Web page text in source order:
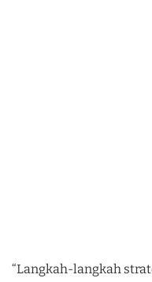
“Langkah-langkah